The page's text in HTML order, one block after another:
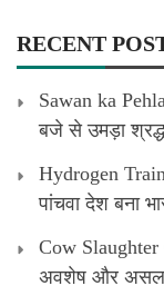
RECENT
Sawan ka
बजे से उमड़ा
Hydrogen Train
पांचवा देश बना
Cow Slaughter
अवशेष और